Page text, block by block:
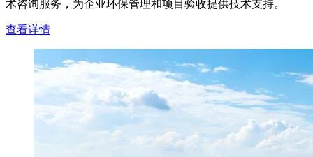
术咨询服务，为企业环保管理和项目验收提供技术支持。
查看详情